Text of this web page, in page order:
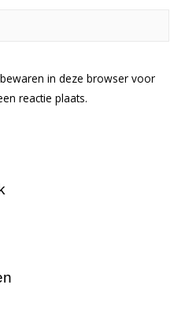
in deze browser voor
reactie plaats.